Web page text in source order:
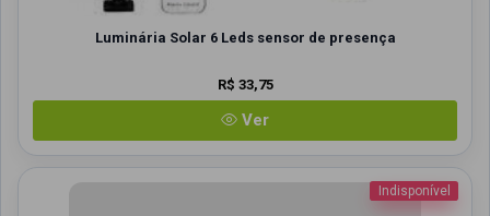
Luminária Solar 6 Leds sensor de presença
R$ 33,75
Ver
Indisponível